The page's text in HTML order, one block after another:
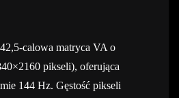
calowa matryca VA o
pikseli), oferująca
144 Hz. Gęstość pikseli